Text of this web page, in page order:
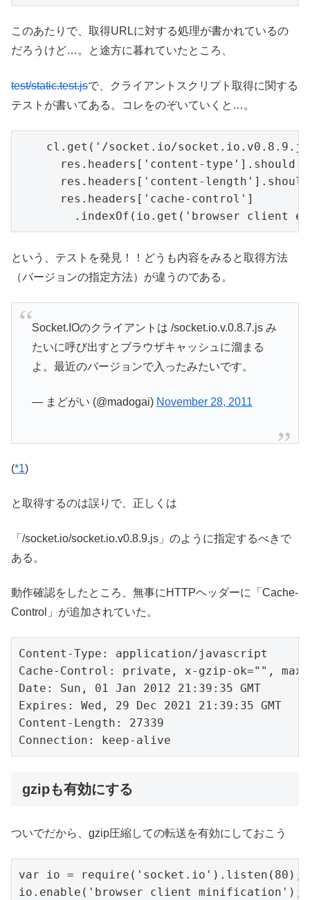
このあたりで、取得URLに対する処理が書かれているの
だろうけど…。と途方に暮れていたところ、
test/static.test.jsで、クライアントスクリプト取得に関する
テストが書いてある。コレをのぞいていくと…。
cl.get('/socket.io/
res.headers['content-
res.headers['content-
      res.headers['cache-control']
.indexOf(io.get('browser client
という、テストを発見！！どうも内容をみると取得方法
（バージョンの指定方法）が違うのである。
Socket.IOのクライアントは /socket.io.v.0.8.7.js み
たいに呼び出すとブラウザキャッシュに溜まる
よ。最近のバージョンで入ったみたいです。
— まどがい (@madogai) November 28, 2011
(*1)
と取得するのは誤りで、正しくは
「/socket.io/socket.io.v0.8.9.js」のように指定するべきで
ある。
動作確認をしたところ、無事にHTTPヘッダーに「Cache-
Control」が追加されていた。
Content-Type: application/javascript
Cache-Control: private, x-gzip-ok="", max-
Date: Sun, 01 Jan 2012 21:39:35 GMT
Expires: Wed, 29 Dec 2021 21:39:35 GMT
Content-Length: 27339
Connection: keep-alive
gzipも有効にする
ついでだから、gzip圧縮しての転送を有効にしておこう
var io = require('socket.io').listen(80);
io.enable('browser client minification');